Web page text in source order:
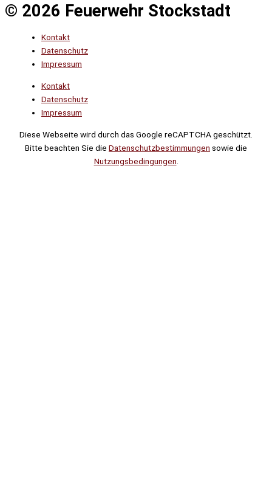
© 2026 Feuerwehr Stockstadt
Kontakt
Datenschutz
Impressum
Kontakt
Datenschutz
Impressum
Diese Webseite wird durch das Google reCAPTCHA geschützt.
Bitte beachten Sie die Datenschutzbestimmungen sowie die
Nutzungsbedingungen